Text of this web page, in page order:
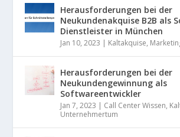
Herausforderungen bei der
Neukundenakquise B2B als
Dienstleister in München
Jan 10, 2023 | Kaltakquise,
Herausforderungen bei der
Neukundengewinnung als
Softwareentwickler
Jan 7, 2023 | Call Center Wissen,
Unternehmertum